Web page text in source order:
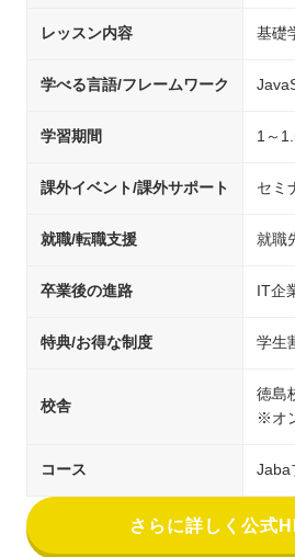
レッスン内容 基礎
学べる言語/フレームワーク
学習期間 1～
課外イベント/課外サポート セミ
就職/転職支援 就職
卒業後の進路 IT企
特典/お得な制度 学生
校舎
徳島
※オ
コース Jaba
さらに詳しく公式